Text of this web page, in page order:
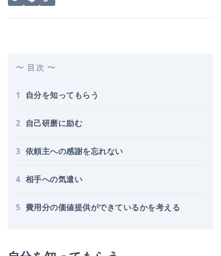
〜 目次 〜
1 自分を知ってもらう
2 自己研磨に励む
3 依頼主への感謝を忘れない
4 相手への気遣い
5 費用分の価値提供ができているかを考える